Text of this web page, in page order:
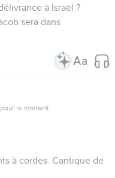
à Israël ?
sera dans
le moment.
à cordes. Cantique de